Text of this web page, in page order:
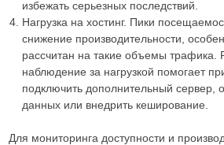
избежать серьезных последствий.
Нагрузка на хостинг. Пики
снижение производительности,
рассчитан на такие объемы трафика.
наблюдение за нагрузкой помогает
подключить дополнительный сервер,
данных или внедрить кеширование.
Для мониторинга доступности и